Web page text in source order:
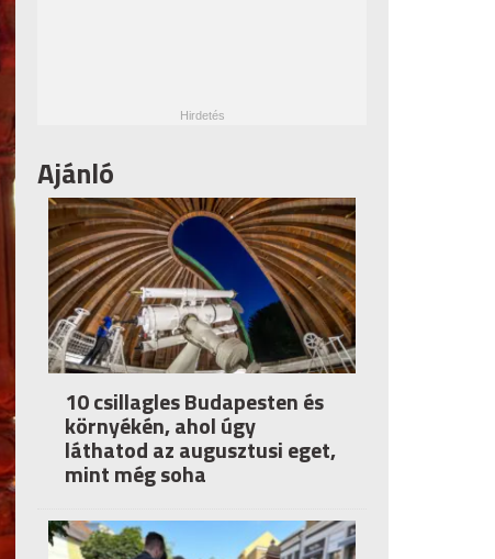
Ajánló
10 csillagles Budapesten és
környékén, ahol úgy
láthatod az augusztusi eget,
mint még soha